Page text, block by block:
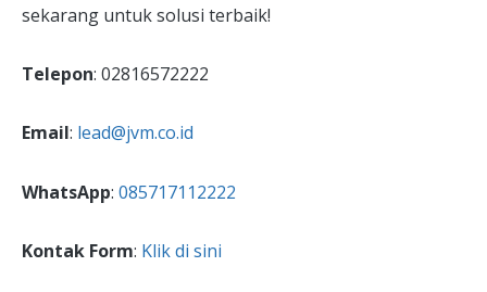
sekarang untuk solusi terbaik!
Telepon: 02816572222
Email: lead@jvm.co.id
WhatsApp: 085717112222
Kontak Form: Klik di sini